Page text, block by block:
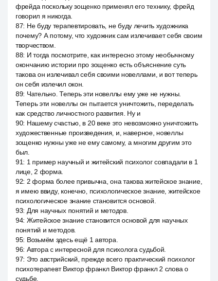
фрейда поскольку зощенко применял его технику, фрейд
говорил я никогда.
87: Не буду терапевтировать, не буду лечить художника
почему? А потому, что художник сам излечивает себя своим
творчеством.
88: И тогда посмотрите, как интересно этому необычному
окончанию истории про зощенко есть объяснение суть
такова он излечивал себя своими новеллами, и вот теперь
он себя излечил окон.
89: Чательно. Теперь эти новеллы ему уже не нужны.
Теперь эти новеллы он пытается уничтожить, переделать
как средство личностного развития. Ну и
90: Нашему счастью, в 20 веке это невозможно уничтожить
художественные произведения, и, наверное, новеллы
зощенко нужны уже не ему самому, а многим другим это
был.
91: 1 пример научный и житейский психолог совпадали в 1
лице, 2 форма.
92: 2 форма более привычна, она такова житейское знание,
я имею ввиду, конечно, психологическое знание, житейское
психологическое знание становится основой.
93: Для научных понятий и методов.
94: Житейское знание становится основой для научных
понятий и методов.
95: Возьмём здесь ещё 1 автора.
96: Автора с интересной для психолога судьбой.
97: Это австрийский, прежде всего практический психолог
психотерапевт Виктор франкл Виктор франкл 2 слова о
судьбе.